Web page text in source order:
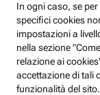
In ogni caso, se
specifici cookies
impostazioni a
nella sezione
relazione ai
accettazione di tali
funzionalità del sito.